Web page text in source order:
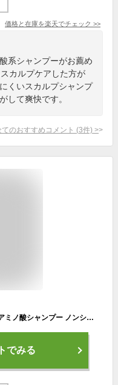
価格と在庫を楽天でチェック >>
系シャンプーがお薦め
カルプケアした方が
くいスカルプシャンプ
して爽快です。
てのおすすめコメント (3件) >
NILE 濃密泡スカルプシャンプー メンズ アミノ酸シャンプー ノンシリコン (CALIFORNIA（グレープフルーツ）の香り)
でみる